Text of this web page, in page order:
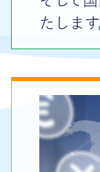
たします